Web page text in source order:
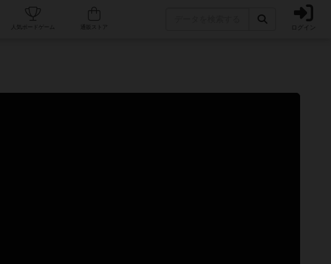
人気ボードゲーム ログイン